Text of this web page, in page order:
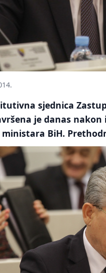
sjednica
je danas
ministara BiH.